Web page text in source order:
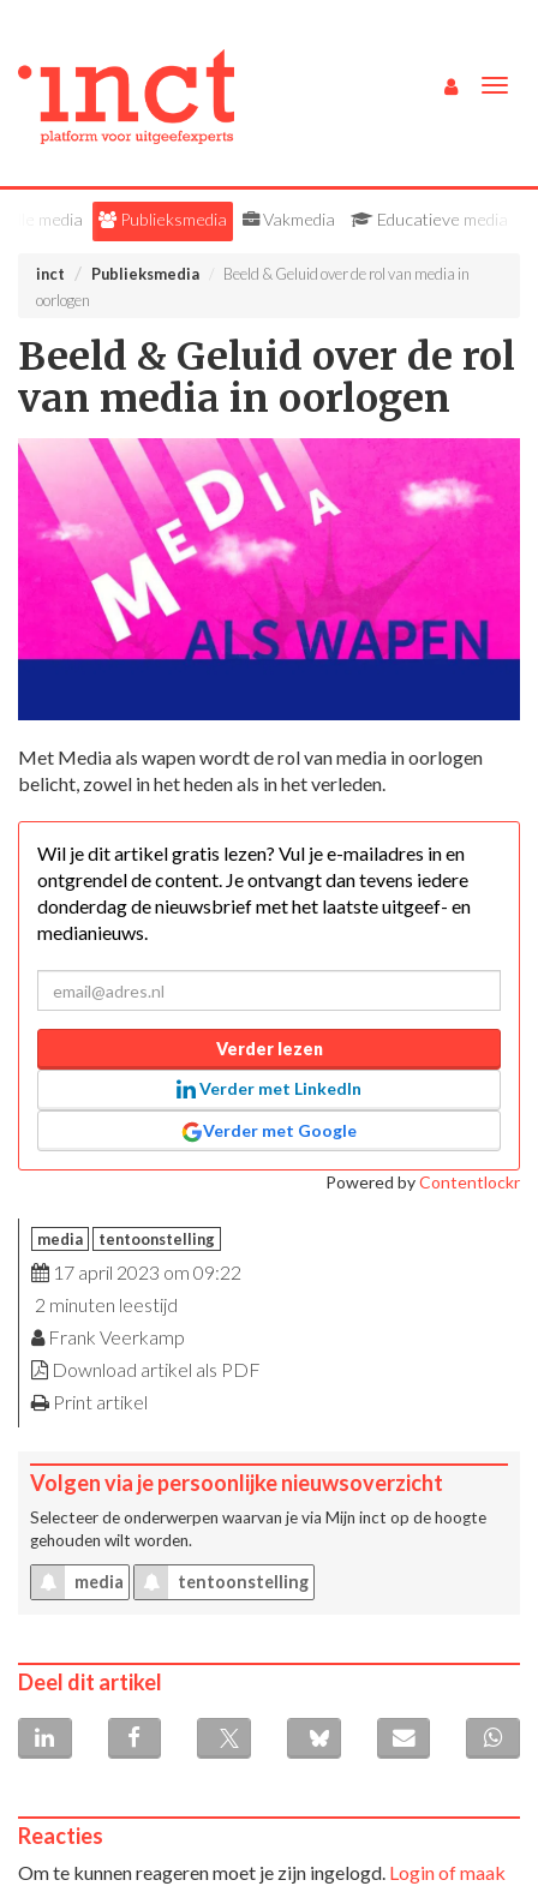
Alle media Publieksmedia Vakmedia Educatieve media
inct Publieksmedia
Beeld & Geluid over de rol van media in
oorlogen
Beeld & Geluid over de rol
van media in oorlogen
Met Media als wapen wordt de rol van media in oorlogen
belicht, zowel in het heden als in het verleden.
Wil je dit artikel gratis lezen? Vul je e-mailadres in en
ontgrendel de content. Je ontvangt dan tevens iedere
donderdag de nieuwsbrief met het laatste uitgeef- en
medianieuws.
Verder lezen
Verder met LinkedIn
Verder met Google
Powered byContentlockr
media tentoonstelling
17 april 2023 om 09:22
2 minuten leestijd
Frank Veerkamp
Download artikel als PDF
Print artikel
Volgen via je persoonlijke nieuwsoverzicht
Selecteer de onderwerpen waarvan je via Mijn inct op de hoogte
gehouden wilt worden.
media tentoonstelling
Deel dit artikel
Reacties
Om te kunnen reageren moet je zijn ingelogd. Login of maak